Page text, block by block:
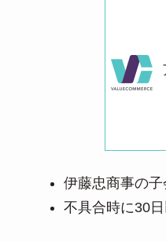
伊藤忠商事の
不具合時に30